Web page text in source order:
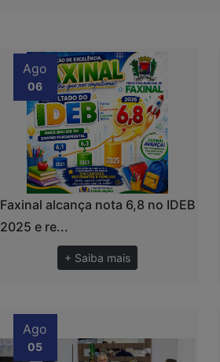
Ago
06
Faxinal alcança nota 6,8 no IDEB
2025 e re...
+ Saiba mais
Ago
05